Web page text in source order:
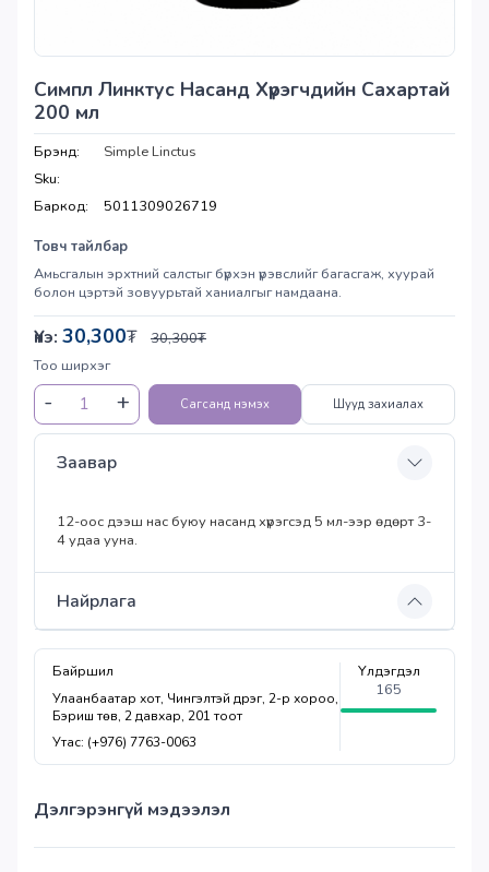
Симпл Линктус Насанд Хүрэгчдийн Сахартай
200 мл
Брэнд:
Simple Linctus
Sku:
Баркод:
5011309026719
Товч тайлбар
Амьсгалын эрхтний салстыг бүрхэн үрэвслийг багасгаж, хуурай
болон цэртэй зовуурьтай ханиалгыг намдаана.
Үнэ: 30,300₮ 30,300₮
Тоо ширхэг
Сагсанд нэмэх Шууд захиалах
Заавар
12-оос дээш нас буюу насанд хүрэгсэд 5 мл-ээр өдөрт 3-
4 удаа ууна.
Найрлага
Байршил
Улаанбаатар хот, Чингэлтэй дүүрэг, 2-р хороо,
Бэриш төв, 2 давхар, 201 тоот
Утас: (+976) 7763-0063
Үлдэгдэл
165
Дэлгэрэнгүй мэдээлэл